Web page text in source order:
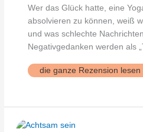
Wer das Glück hatte, eine
absolvieren zu können, weiß
und was schlechte
Negativgedanken werden als
Wie
wir
die ganze Rezension lesen